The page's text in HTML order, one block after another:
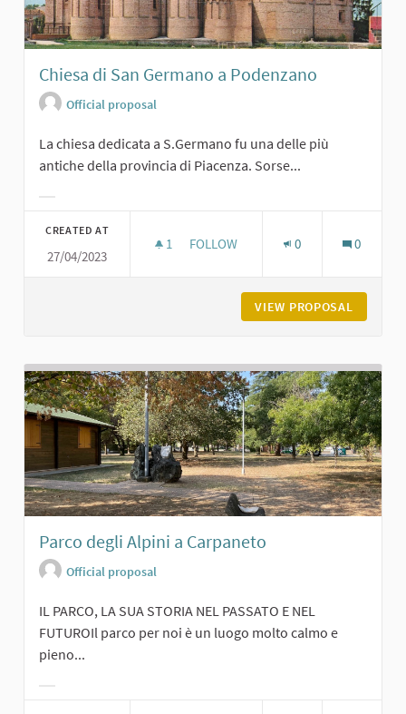
Chiesa di San Germano a Podenzano
Official proposal
La chiesa dedicata a S.Germano fu una delle più
antiche della provincia di Piacenza. Sorse...
CREATED AT
27/04/2023
1 1 FOLLOWER
FOLLOW 0 0
VIEW PROPOSAL
Parco degli Alpini a Carpaneto
Official proposal
IL PARCO, LA SUA STORIA NEL PASSATO E NEL
FUTUROIl parco per noi è un luogo molto calmo e
pieno...